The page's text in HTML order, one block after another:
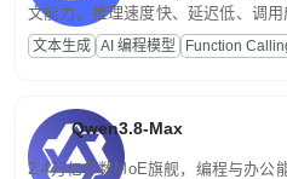
文能力。推理速度快、延迟低、调
高并发、轻量化任务，适合日常对话
文案处理等普惠刚需场景。
文本生成 AI 编程模型 Function
Qwen3.8-Max
2.4万亿参数MoE旗舰，编程与办公